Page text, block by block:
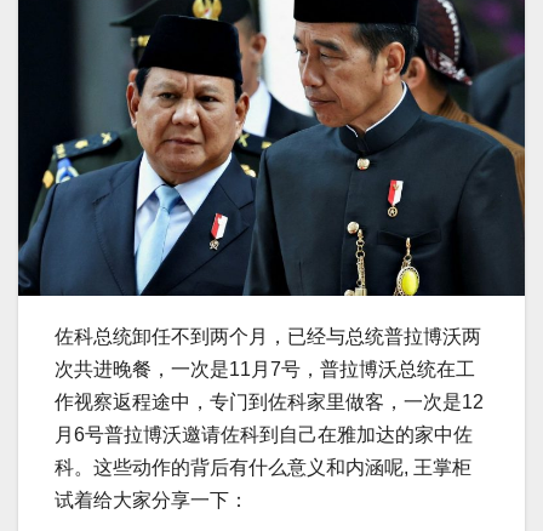
佐科总统卸任不到两个月，已经与总统普拉博沃两
次共进晚餐，一次是11月7号，普拉博沃总统在工
作视察返程途中，专门到佐科家里做客，一次是12
月6号普拉博沃邀请佐科到自己在雅加达的家中佐
科。这些动作的背后有什么意义和内涵呢, 王掌柜
试着给大家分享一下：